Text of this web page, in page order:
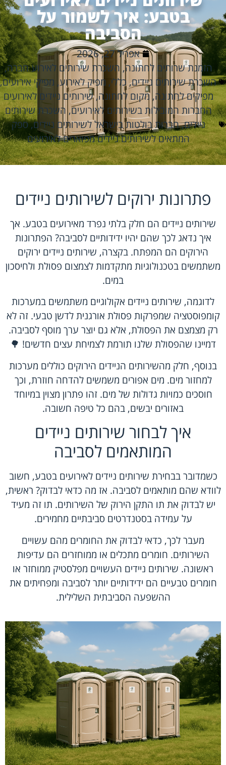
בטבע: איך לשמור על
הסביבה
אפריל 27, 2026
הזמנת שרותים לחתונה, השכרת שירותים לאירוע חברה,
השכרת שירותים ניידים,כללי, מפיק לאירוע, מפיקי אירועים,
מפיקים לחתונה,מקום לחתונה,שירותים ניידים לאירועים
החברות המובילות בשירותים לאירועים, השכרת שירותים
ניידים,חברות בולטות בישראל לשירותים ניידים,ספק
המתאים לשירותים ניידים מפוארים לאירועים
פתרונות ירוקים לשירותים ניידים
שירותים ניידים הם חלק בלתי נפרד מאירועים בטבע. אך
איך נדאג לכך שהם יהיו ידידותיים לסביבה? הפתרונות
הירוקים הם המפתח. בקצרה, שירותים ניידים ירוקים
משתמשים בטכנולוגיות מתקדמות לצמצום פסולת ולחיסכון
במים.
לדוגמה, שירותים ניידים אקולוגיים משתמשים במערכות
קומפוסטציה שמפרקות פסולת אורגנית לדשן טבעי. זה לא
רק מצמצם את הפסולת, אלא גם יוצר ערך מוסף לסביבה.
דמיינו שהפסולת שלנו תורמת לצמיחת עצים חדשים! 🌳
בנוסף, חלק מהשירותים הניידים הירוקים כוללים מערכות
למחזור מים. מים אפורים משמשים להדחה חוזרת, וכך
חוסכים כמויות גדולות של מים. זהו פתרון מצוין במיוחד
באזורים יבשים, בהם כל טיפה חשובה.
איך לבחור שירותים ניידים
המותאמים לסביבה
כשמדובר בבחירת שירותים ניידים לאירועים בטבע, חשוב
לוודא שהם מותאמים לסביבה. אז מה כדאי לבדוק? ראשית,
יש לבדוק את תו התקן הירוק של השירותים. תו זה מעיד
על עמידה בסטנדרטים סביבתיים מחמירים.
מעבר לכך, כדאי לבדוק את החומרים מהם עשויים
השירותים. חומרים מתכלים או ממוחזרים הם עדיפות
ראשונה. שירותים ניידים העשויים מפלסטיק ממוחזר או
חומרים טבעיים הם ידידותיים יותר לסביבה ומפחיתים את
ההשפעה הסביבתית השלילית.